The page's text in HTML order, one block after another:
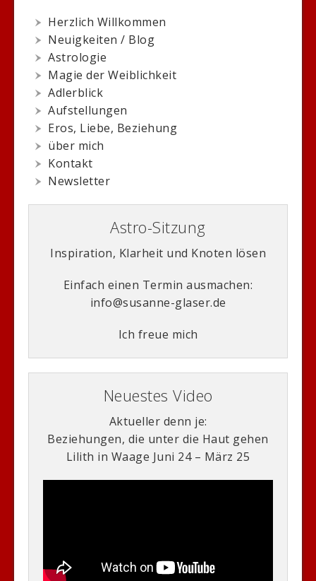
Herzlich Willkommen
Neuigkeiten / Blog
Astrologie
Magie der Weiblichkeit
Adlerblick
Aufstellungen
Eros, Liebe, Beziehung
über mich
Kontakt
Newsletter
Astro-Sitzung
Inspiration, Klarheit und Knoten lösen
Einfach einen Termin ausmachen:
info@susanne-glaser.de
Ich freue mich
Neuestes Video
Aktueller denn je:
Beziehungen, die unter die Haut gehen
Lilith in Waage Juni 24 – März 25